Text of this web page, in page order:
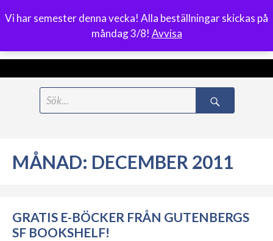
Vi har semester denna vecka! Alla beställningar skickas på
måndag 3/8! Avvisa
0
Meny
MÅNAD: DECEMBER 2011
GRATIS E-BÖCKER FRÅN GUTENBERGS
SF BOOKSHELF!